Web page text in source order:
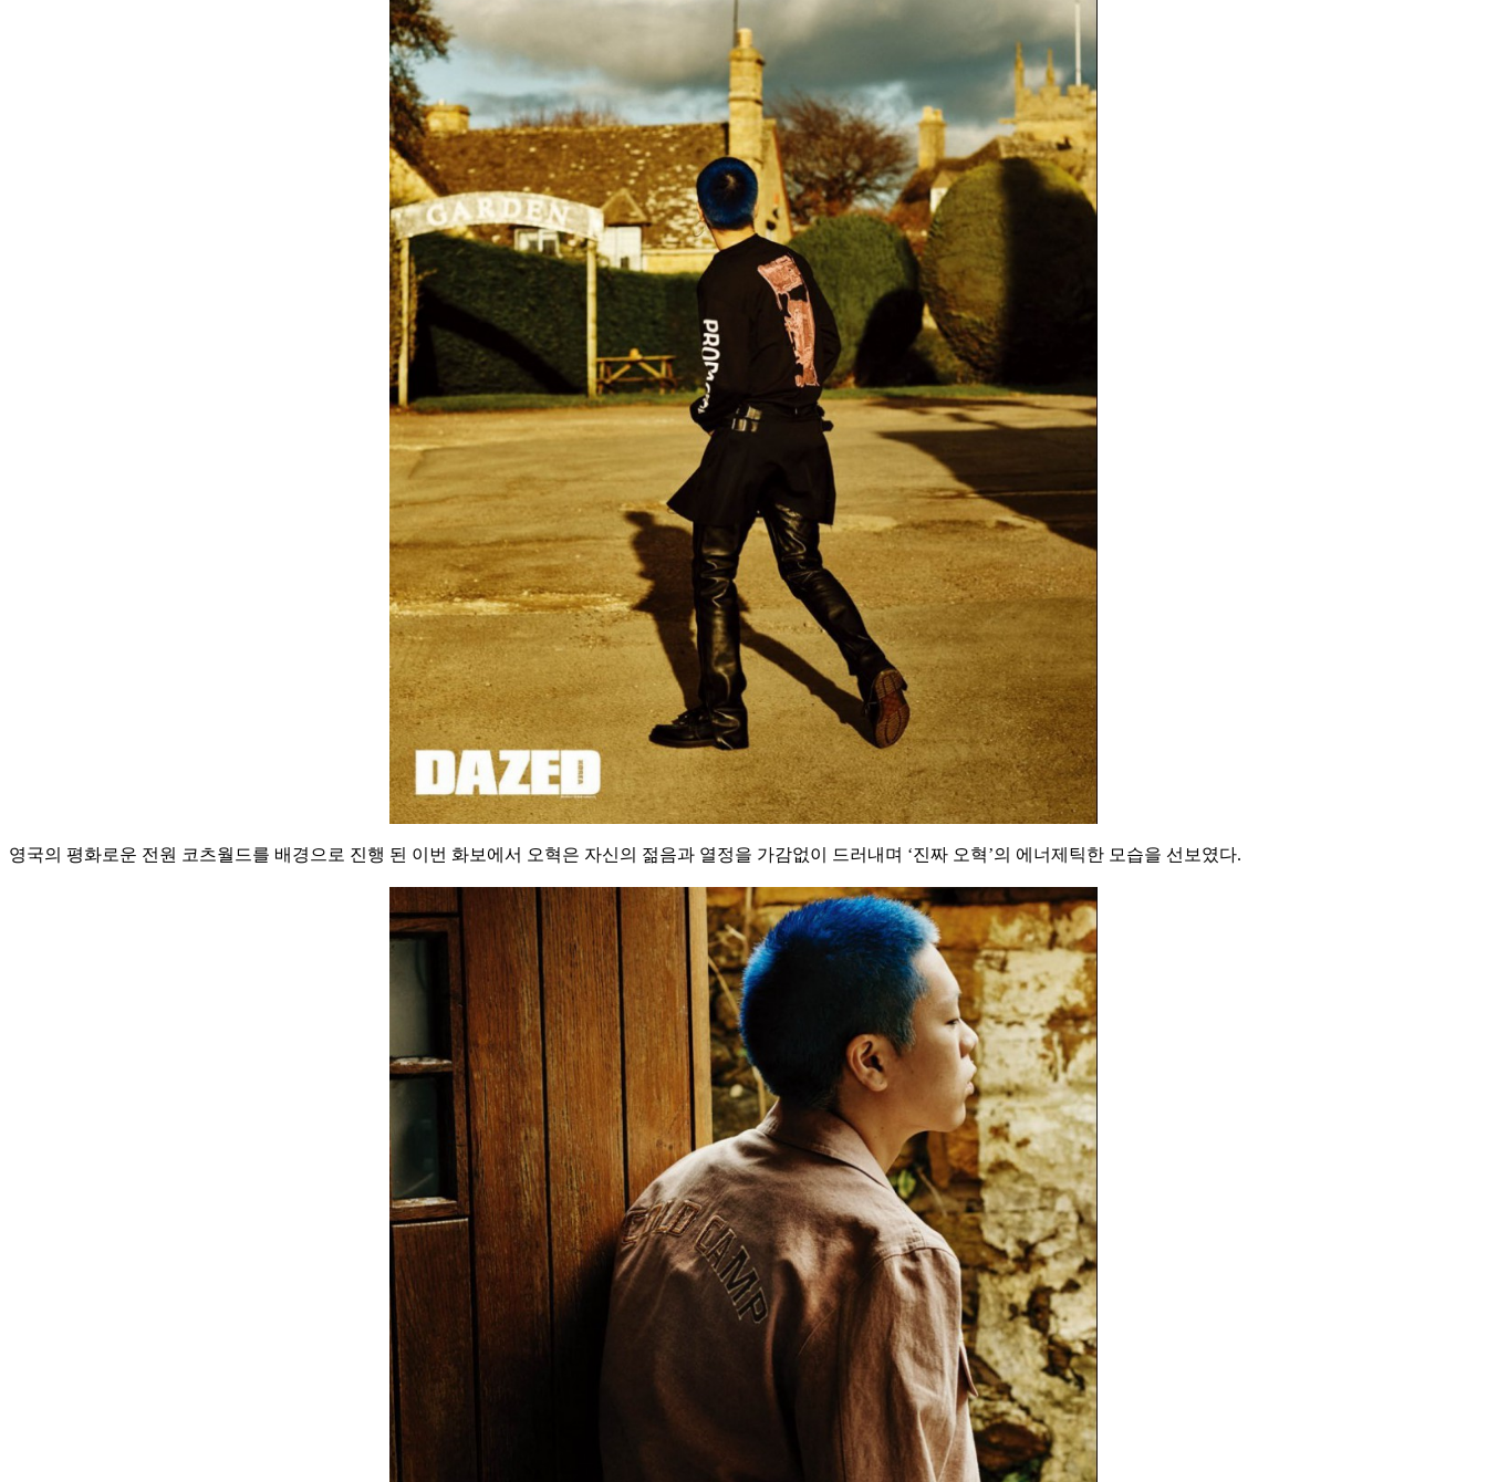
영국의 평화로운 전원 코츠월드를 배경으로 진행 된 이번 화보에서 오혁은 자신의 젊음과 열정을 가감없이 드러내며 ‘진짜 오혁’의 에너제틱한 모습을 선보였다.